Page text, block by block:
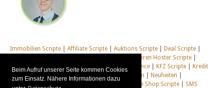
Beim Aufruf unserer Seite kommen Cookies
zum Einsatz. Nähere Informationen dazu
Immobilien Scripte Affiliate Scripte Auktions Scripte Deal Scripte
Foren Hoster Scripte
Homepage Generator Scripte
Installations Service KFZ Scripte
Kredit
Scripte| Management Scripte| Multi Web System Neuheiten
Newsletter Scripte
Shop & Live Shop Scripte SMS